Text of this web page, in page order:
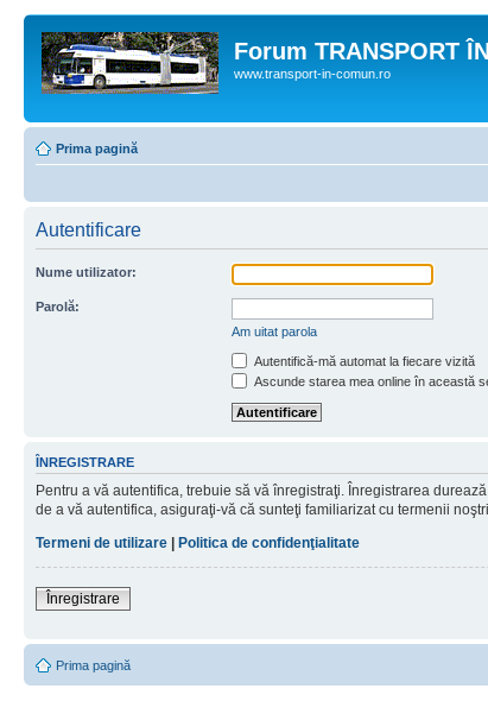
Forum TRANSPORT
www.transport-in-comun.ro
Prima pagină
Autentificare
Nume utilizator:
Parolă:
Am uitat parola
Autentifică-mă automat la fiecare vizită
Ascunde starea mea online în această
ÎNREGISTRARE
Pentru a vă autentifica, trebuie să vă înregistraţi. Înregistrarea
de a vă autentifica, asiguraţi-vă că sunteţi familiarizat cu termenii
Termeni de utilizare | Politica de confidenţialitate
Înregistrare
Prima pagină